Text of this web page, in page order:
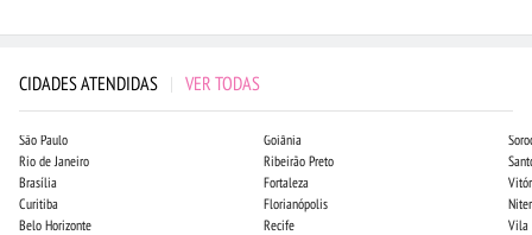
CIDADES ATENDIDAS | VER TODAS
São Paulo
Rio de Janeiro
Brasília
Curitiba
Belo Horizonte
Goiânia
Ribeirão Preto
Fortaleza
Florianópolis
Recife
Vila